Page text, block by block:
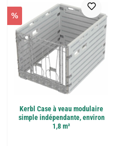
%
Kerbl Case à veau modulaire
simple indépendante, environ
1,8 m²